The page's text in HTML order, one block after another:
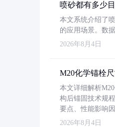
喷砂都有多少目
本文系统介绍了
的应用场景。数
2026年8月4日
M20化学锚栓
本文详细解析
构后锚固技术规
要点、性能影响
2026年8月4日